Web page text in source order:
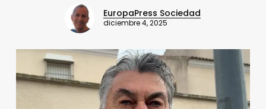
EuropaPress Sociedad
diciembre 4, 2025